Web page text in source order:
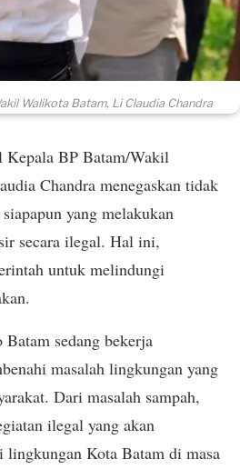
Walikota Batam, Li Claudia Chandra
BP Batam/Wakil
Chandra menegaskan tidak
yang melakukan
secara ilegal. Hal ini,
untuk melindungi
sedang bekerja
masalah lingkungan yang
Dari masalah sampah,
ilegal yang akan
lingkungan Kota Batam di masa